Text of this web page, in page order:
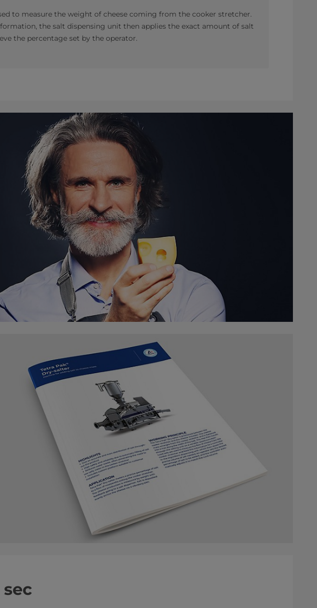
to measure the weight of cheese coming from the cooker stretcher.
the salt dispensing unit then applies the exact amount of salt
the percentage set by the operator.